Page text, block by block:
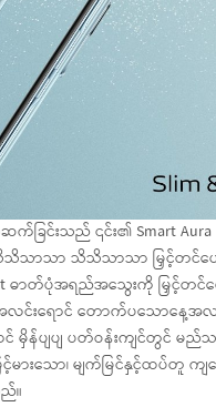
က်ခြင်းသည် ၎င်း၏ Smart Aura
သာသာ သိသိသာသာ မြှင့်တင်ပေ
ာတ်ပုံအရည်အသွေးကို မြှင့်တင်ပ
လင်းရောင် တောက်ပသောနေ့အလ
မှိန်ပျပျ ပတ်ဝန်းကျင်တွင် မ
ားသော၊ မျက်မြင်နှင့်ထပ်တူ ကျ
။